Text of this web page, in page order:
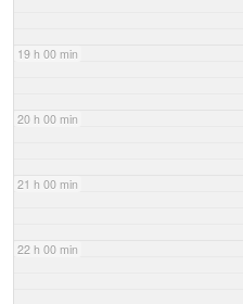
19 h 00 min
20 h 00 min
21 h 00 min
22 h 00 min